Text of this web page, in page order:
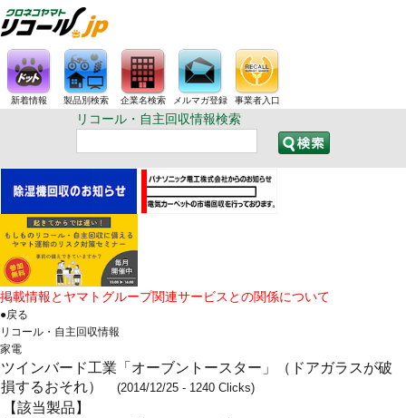
新着情報 製品別検索 企業名検索 メルマガ登録 事業者入口
リコール・自主回収情報検索
掲載情報とヤマトグループ関連サービスとの関係について
●戻る
リコール・自主回収情報
家電
ツインバード工業「オーブントースター」（ドアガラスが破
損するおそれ）
(2014/12/25 - 1240 Clicks)
【該当製品】